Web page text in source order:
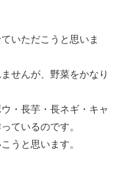
いただこうと思いま
せんが、野菜をかなり
・長芋・長ネギ・キャ
ているのです。
うと思います。